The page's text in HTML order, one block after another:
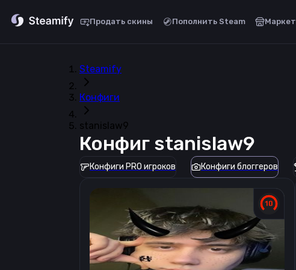
Продать скины Пополнить Steam Маркет
Steamify
Конфиги
stanislaw9
Конфиг stanislaw9
Конфиги PRO игроков Конфиги блоггеров